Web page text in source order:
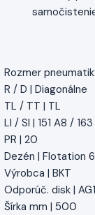
Rozmer
R / D | Diagonálne
TL / TT | TL
LI / SI | 151 A8 /
PR | 20
Dezén | Flotation
Výrobca | BKT
Odporúč. disk |
Šírka mm | 500